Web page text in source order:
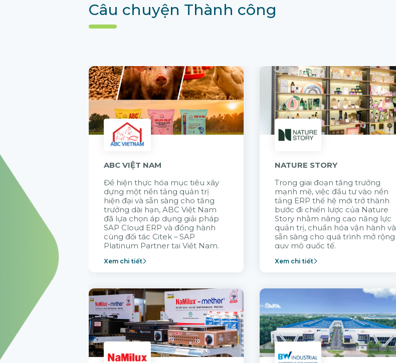
Câu chuyện Thành công
ABC VIỆT NAM
Để hiện thực hóa mục tiêu xây
dựng một nền tảng quản trị
hiện đại và sẵn sàng cho tăng
trưởng dài hạn, ABC Việt Nam
đã lựa chọn áp dụng giải pháp
SAP Cloud ERP và đồng hành
cùng đối tác Citek – SAP
Platinum Partner tại Việt Nam.
Xem chi tiết
NATURE STORY
Trong giai đoạn tăng trưởng
mạnh mẽ, việc đầu tư vào nền
tảng ERP thế hệ mới trở thành
bước đi chiến lược của Nature
Story nhằm nâng cao năng lực
quản trị, chuẩn hóa vận hành và
sẵn sàng cho quá trình mở rộng
quy mô quốc tế.
Xem chi tiết